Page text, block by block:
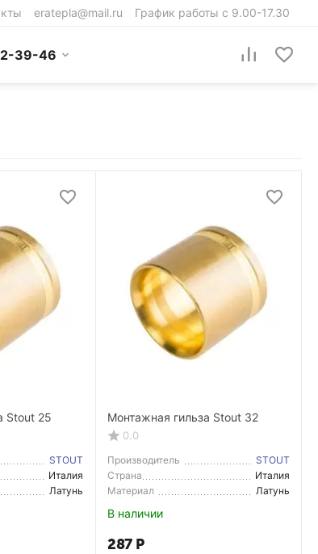
eratepla@mail.ru График работы с 9.00-17.30
39-46
Stout 25
STOUT
Италия
Латунь
Монтажная гильза Stout 32
0.0
Производитель
STOUT
Страна
Производитель
Италия
Материал
Латунь
В наличии
287 Р